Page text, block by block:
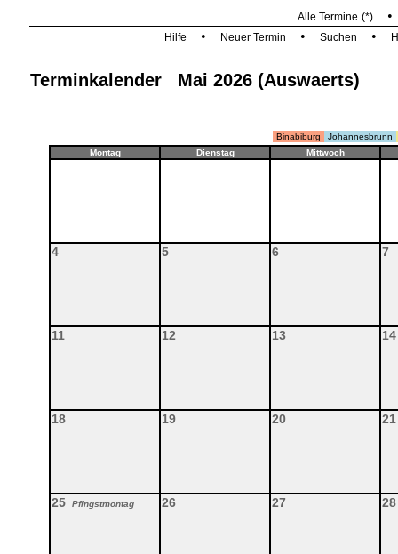
Alle Termine (*)
Hilfe • Neuer Termin • Suchen •
Terminkalender Mai 2026 (Auswaerts)
Binabiburg
Johannesbrunn
Montag
Dienstag Mittwoch
4 5 6 7
11 12 13 14
18 19 20 21
25 Pfingstmontag 26 27 28